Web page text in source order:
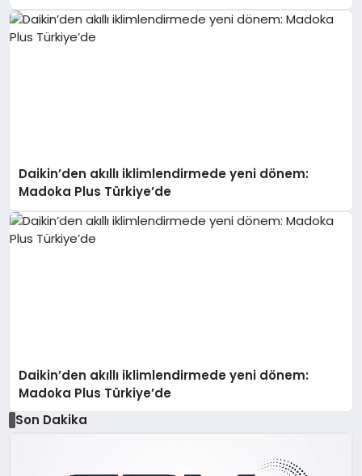
Daikin’den akıllı iklimlendirmede yeni dönem:
Madoka Plus Türkiye’de
Daikin’den akıllı iklimlendirmede yeni dönem:
Madoka Plus Türkiye’de
Son Dakika